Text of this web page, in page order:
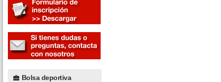
Bolsa deportiva